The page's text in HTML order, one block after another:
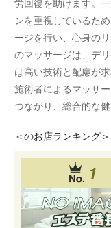
ンを重視しているた
ージを行い、心身の
のマッサージは、デ
は高い技術と配慮が
施術者によるマッサ
つながり、総合的な
＜のお店ランキング＞
1